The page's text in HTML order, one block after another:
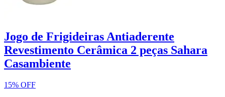
Jogo de Frigideiras Antiaderente
Revestimento Cerâmica 2 peças Sahara
Casambiente
15% OFF